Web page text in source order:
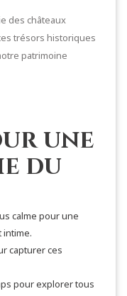
des châteaux
trésors historiques
patrimoine
une
du
calme pour une
capturer ces
pour explorer tous